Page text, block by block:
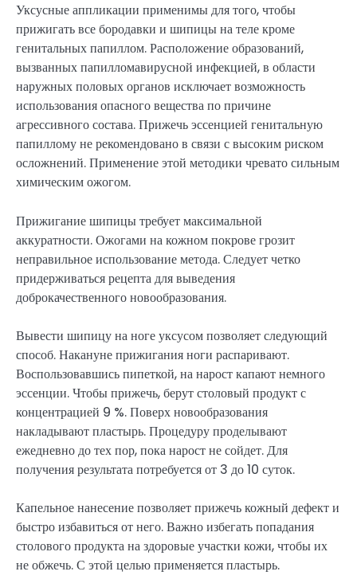
Уксусные аппликации применимы для того, чтобы
прижигать все бородавки и шипицы на теле кроме
генитальных папиллом. Расположение образований,
вызванных папилломавирусной инфекцией, в области
наружных половых органов исключает возможность
использования опасного вещества по причине
агрессивного состава. Прижечь эссенцией генитальную
папиллому не рекомендовано в связи с высоким риском
осложнений. Применение этой методики чревато сильным
химическим ожогом.
Прижигание шипицы требует максимальной
аккуратности. Ожогами на кожном покрове грозит
неправильное использование метода. Следует четко
придерживаться рецепта для выведения
доброкачественного новообразования.
Вывести шипицу на ноге уксусом позволяет следующий
способ. Накануне прижигания ноги распаривают.
Воспользовавшись пипеткой, на нарост капают немного
эссенции. Чтобы прижечь, берут столовый продукт с
концентрацией 9 %. Поверх новообразования
накладывают пластырь. Процедуру проделывают
ежедневно до тех пор, пока нарост не сойдет. Для
получения результата потребуется от 3 до 10 суток.
Капельное нанесение позволяет прижечь кожный дефект и
быстро избавиться от него. Важно избегать попадания
столового продукта на здоровые участки кожи, чтобы их
не обжечь. С этой целью применяется пластырь.